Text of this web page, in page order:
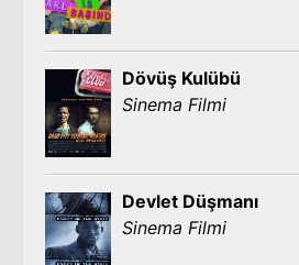
Dövüş Kulübü
Sinema Filmi
Devlet Düşmanı
Sinema Filmi